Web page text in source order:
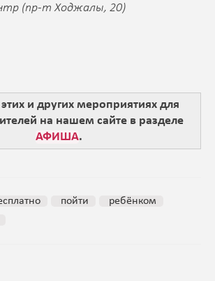
(пр-т Ходжалы, 20)
и других мероприятиях для
на нашем сайте в разделе
АФИША.
пойти
ребёнком